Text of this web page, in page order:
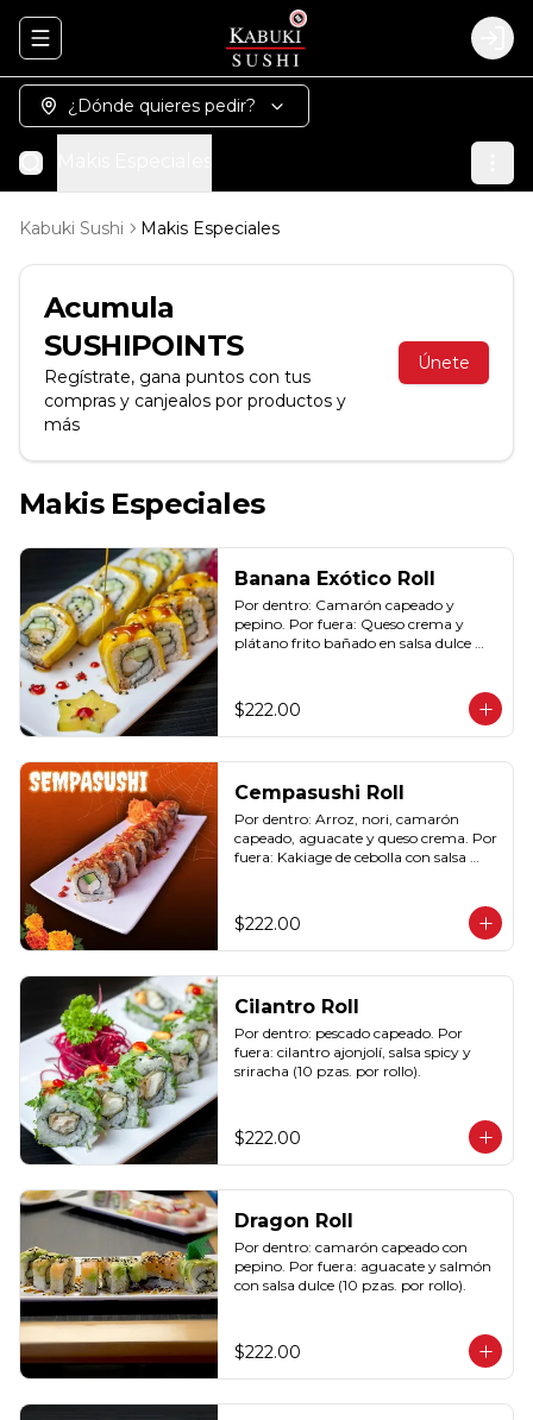
Abrir menu de navegación
¿Dónde quieres pedir?
Kabuki Sushi Makis Especiales
Acumula
SUSHIPOINTS
Regístrate, gana puntos con tus
compras y canjealos por productos y
más
Únete
Makis Especiales
Banana Exótico Roll
Por dentro: Camarón capeado y
pepino. Por fuera: Queso crema y
plátano frito bañado en salsa dulce
$222.00
Cempasushi Roll
Por dentro: Arroz, nori, camarón
capeado, aguacate y queso crema. Por
fuera: Kakiage de cebolla con salsa
$222.00
Cilantro Roll
Por dentro: pescado capeado. Por
fuera: cilantro ajonjolí, salsa spicy y
sriracha (10 pzas. por rollo).
$222.00
Dragon Roll
Por dentro: camarón capeado con
pepino. Por fuera: aguacate y salmón
con salsa dulce (10 pzas. por rollo).
$222.00